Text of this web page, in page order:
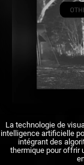
La technologie de
intelligence artificielle
intégrant des
thermique pour offrir